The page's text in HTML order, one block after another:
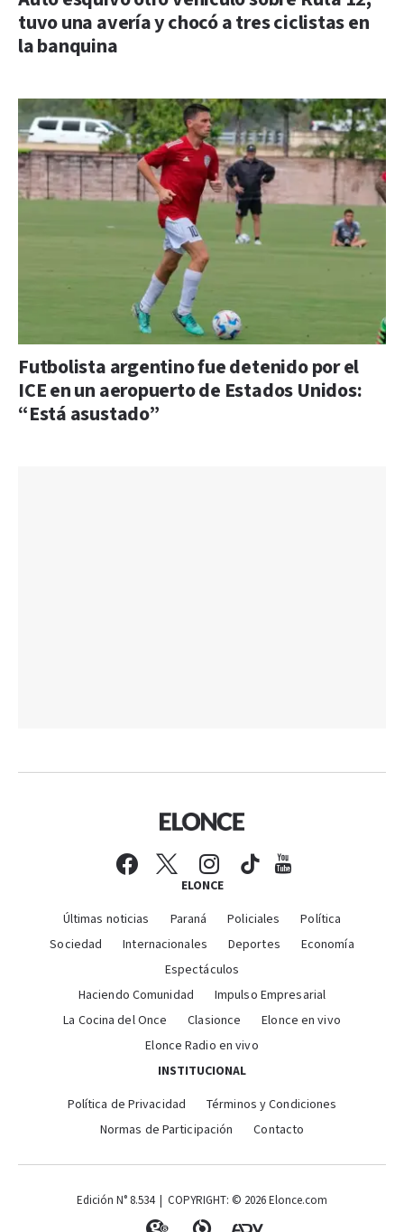
tuvo una avería y chocó a tres ciclistas en
la banquina
Futbolista argentino fue detenido por el
ICE en un aeropuerto de Estados Unidos:
“Está asustado”
ELONCE
Últimas noticias Paraná Policiales
Política
Sociedad
Internacionales Deportes
Economía
Espectáculos
Haciendo Comunidad
Impulso Empresarial
La Cocina del Once
Clasionce
Elonce en vivo
Elonce Radio en vivo
INSTITUCIONAL
Política de Privacidad
Términos y Condiciones
Normas de Participación
Contacto
Edición N° 8.534 | COPYRIGHT: © 2026 Elonce.com